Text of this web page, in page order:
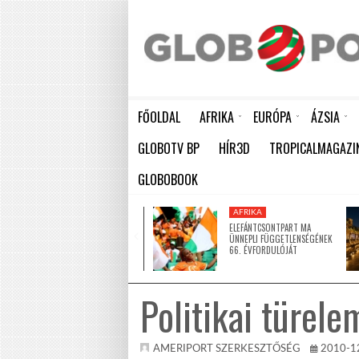
FŐOLDAL AFRIKA EURÓPA ÁZSIA
GLOBOTV BP HÍR3D
GLOBOBOOK
AFRIKA
ELEFÁNTCSONTPART MA
ÜNNEPLI FÜGGETLENSÉGÉNEK
66. ÉVFORDULÓJÁT
Politikai
AMERIPORT SZERKESZTŐSÉG 2010-